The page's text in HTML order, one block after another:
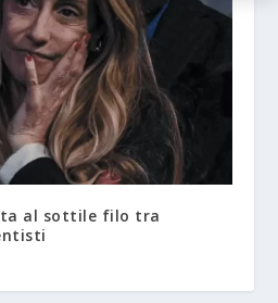
al sottile filo tra